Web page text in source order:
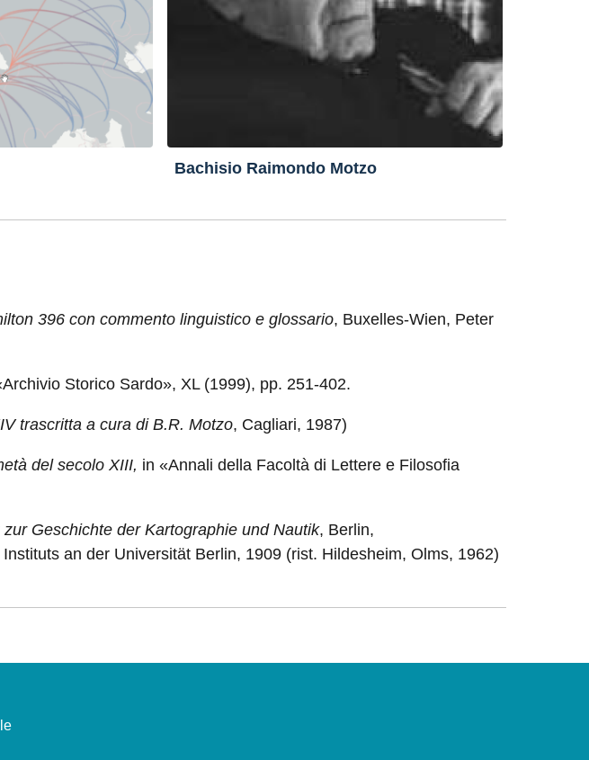
Bachisio Raimondo Motzo
396 con commento linguistico e glossario, Buxelles-Wien, Peter
Storico Sardo», XL (1999), pp. 251-402.
trascritta a cura di B.R. Motzo, Cagliari, 1987)
del secolo XIII, in «Annali della Facoltà di Lettere e Filosofia
Geschichte der Kartographie und Nautik, Berlin,
an der Universität Berlin, 1909 (rist. Hildesheim, Olms, 1962)